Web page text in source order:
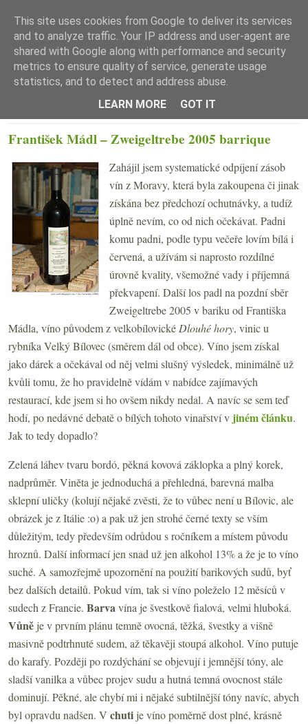
☰ Menu
František Mádl – Zweigeltrebe 2005 barrique
Zahájil jsem systematické odpíjení zásob
vín z Moravy, která byla zakoupena či jinak
získána bez předchozí ochutnávky, a tudíž
úplně nevím, co od nich očekávat. Padni
komu padni, podle typu večeře lovím bílá i
červená, a užívám si naprosto rozdílné
úrovně kvality, všemožné vady i příjemná
překvapení. Další los padl na pozdní sběr
Zweigeltrebe 2005 v bariku od Františka
Mádla, víno původem z velkobílovické Dlouhé hory, vinic u
rybníka Velký Bílovec (směrem dál od obce). Víno jsem získal
jako dárek a očekával od něj velmi slušný výsledek, minimálně už
kvůli tomu, že ho pravidelně vídám v nabídce zajímavých
restaurací, kde jsem si ho ovšem nikdy nedal. A navíc se sem teď
hodí, po nedávné debatě o bílých tohoto vinařství v jiném článku.
Jak to tedy dopadlo?
Zelená láhev tvaru bordó, pěkná kovová záklopka a plný korek,
nadprůměr. Viněta je jednoduchá a přehledná, barevná malba
sklepní uličky (kolují nějaké zvěsti, že to vůbec není u Bílovic, ale
obrázek je z Itálie :o) a pak už jen strohé černé texty se vším
důležitým, tedy především odrůdou s ročníkem a místem původu
hroznů. Další informací jen snad už jen alkohol 13% a že je to víno
suché. A samozřejmě upozornění na použití barikových sudů, byť
bez dalších detailů. Pokud vím, tak si víno poleželo 12 měsíců v
sudech z Francie. Barvavína je švestkově fialová, velmi hluboká.
Vůně je v prvním plánu temně ovocná, těžká, švestky a višně
masivně podtrhnuté sudem, až těkavěji stoupá alkohol. Víno putuje
do karafy. Později po rozdýchání se objevují i jemnější tóny, ale
sladší vanilka a vůbec projev sudu a hutná temná ovocnost stále
dominují. Pěkné, ale chybí mi i nějaké subtilnější tóny navíc, abych
byl opravdu nadšen. V chuti je víno poměrně dost plné, krásně
This site uses cookies from Google to deliver its services
and to analyze traffic. Your IP address and user-agent are
shared with Google along with performance and security
metrics to ensure quality of service, generate usage
statistics, and to detect and address abuse.
LEARN MORE
GOT IT